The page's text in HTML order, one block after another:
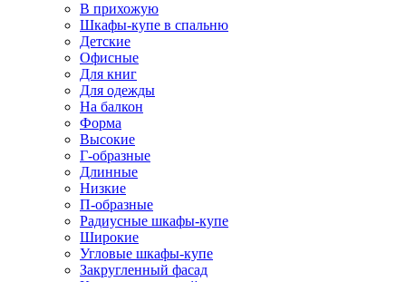
В прихожую
Шкафы-купе в спальню
Детские
Офисные
Для книг
Для одежды
На балкон
Форма
Высокие
Г-образные
Длинные
Низкие
П-образные
Радиусные шкафы-купе
Широкие
Угловые шкафы-купе
Закругленный фасад